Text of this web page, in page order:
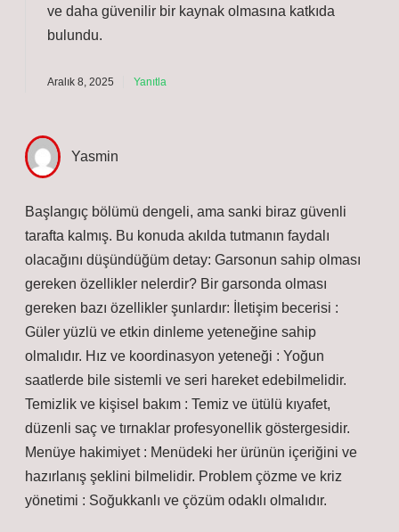
ve daha güvenilir bir kaynak olmasına katkıda
bulundu.
Aralık 8, 2025 Yanıtla
Başlangıç bölümü dengeli, ama sanki biraz güvenli
tarafta kalmış. Bu konuda akılda tutmanın faydalı
olacağını düşündüğüm detay: Garsonun sahip olması
gereken özellikler nelerdir? Bir garsonda olması
gereken bazı özellikler şunlardır: İletişim becerisi :
Güler yüzlü ve etkin dinleme yeteneğine sahip
olmalıdır. Hız ve koordinasyon yeteneği : Yoğun
saatlerde bile sistemli ve seri hareket edebilmelidir.
Temizlik ve kişisel bakım : Temiz ve ütülü kıyafet,
düzenli saç ve tırnaklar profesyonellik göstergesidir.
Menüye hakimiyet : Menüdeki her ürünün içeriğini ve
hazırlanış şeklini bilmelidir. Problem çözme ve kriz
yönetimi : Soğukkanlı ve çözüm odaklı olmalıdır.